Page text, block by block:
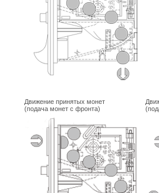
Движение принятых монет
(подача монет с фронта)